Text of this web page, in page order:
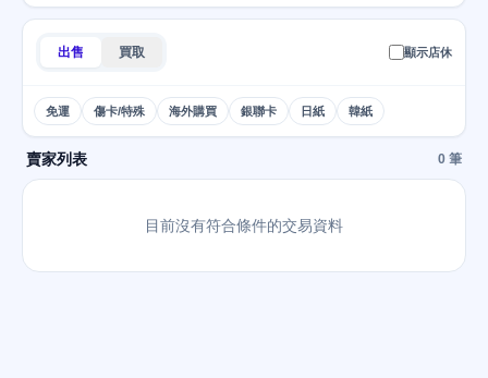
出售 買取 顯示店休
免運 傷卡/特殊 海外購買 銀聯卡 日紙 韓紙
賣家列表 0 筆
目前沒有符合條件的交易資料